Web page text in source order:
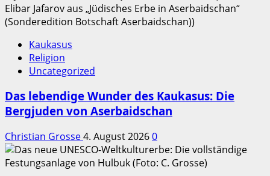
Kaukasus
Religion
Uncategorized
Das lebendige Wunder des Kaukasus: Die
Bergjuden von Aserbaidschan
Christian Grosse4. August 20260